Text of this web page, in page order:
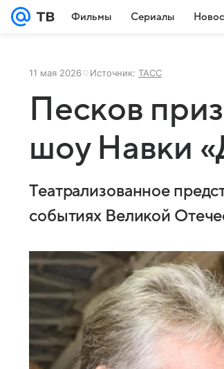
Фильмы Сериалы
11 мая 2026 Источник: ТАСС
Песков
шоу Навки
Театрализованное
событиях Великой